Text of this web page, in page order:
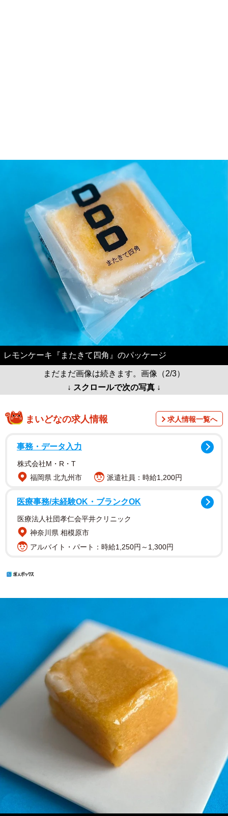
レモンケーキ『またきて四角』のパッケージ
まだまだ画像は続きます。画像（2/3）
↓ スクロールで次の写真 ↓
まいどなの求人情報 求人情報一覧へ
事務・データ入力
株式会社M・R・T
福岡県 北九州市
派遣社員：時給1,200円
医療事務/未経験OK・ブランクOK
医療法人社団孝仁会平井クリニック
神奈川県 相模原市
アルバイト・パート：時給1,250円～1,300円